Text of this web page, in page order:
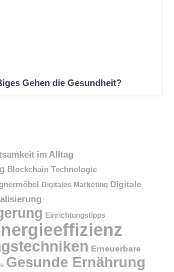
Gehen die Gesundheit?
im Alltag
Blockchain Technologie
Digitales Marketing Digitale
Einrichtungstipps
Erneuerbare
Gesunde Ernährung